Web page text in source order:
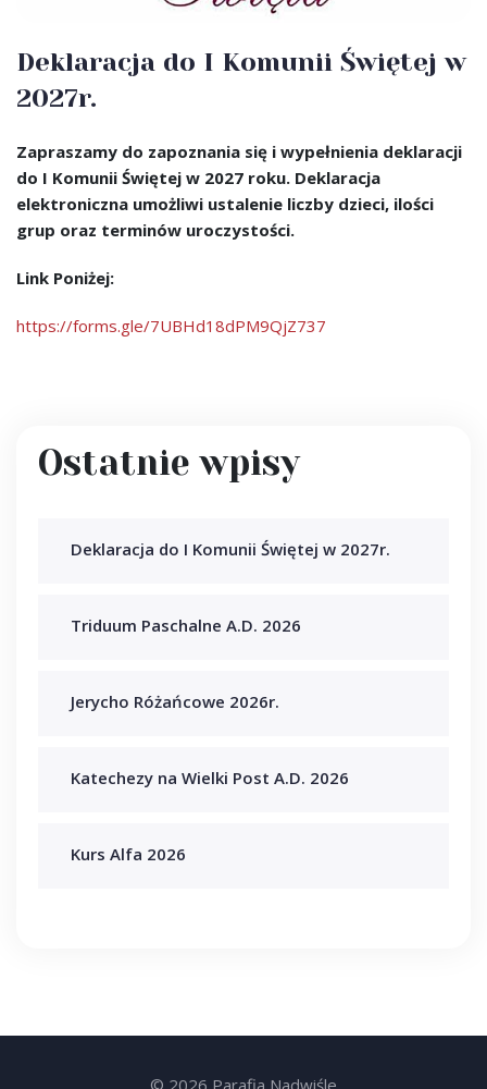
Deklaracja do I Komunii Świętej w
2027r.
Zapraszamy do zapoznania się i wypełnienia deklaracji
do I Komunii Świętej w 2027 roku. Deklaracja
elektroniczna umożliwi ustalenie liczby dzieci, ilości
grup oraz terminów uroczystości.
Link Poniżej:
https://forms.gle/7UBHd18dPM9QjZ737
Ostatnie wpisy
Deklaracja do I Komunii Świętej w 2027r.
Triduum Paschalne A.D. 2026
Jerycho Różańcowe 2026r.
Katechezy na Wielki Post A.D. 2026
Kurs Alfa 2026
© 2026 Parafia Nadwiśle